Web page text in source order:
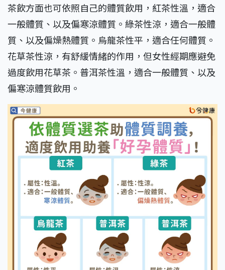
茶飲方面也可依照自己的體質飲用，紅茶性溫，適合
一般體質、以及偏寒涼體質。綠茶性涼，適合一般體
質、以及偏燥熱體質。烏龍茶性平，適合任何體質。
花草茶性涼，有舒緩情緒的作用，但女性經期應避免
過度飲用花草茶。普洱茶性溫，適合一般體質、以及
偏寒涼體質飲用。